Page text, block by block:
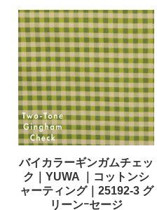
バイカラーギンガムチェッ
ク｜YUWA ｜コットンシ
ャーティング｜25192-3 グ
リーンｰセージ